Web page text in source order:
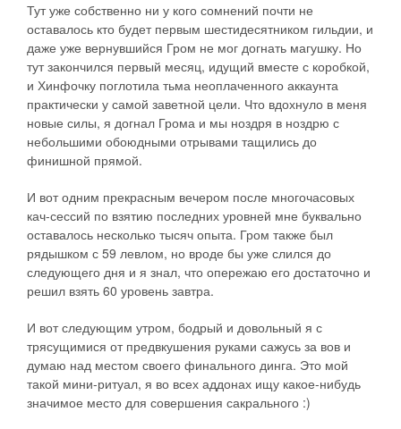
Тут уже собственно ни у кого сомнений почти не
оставалось кто будет первым шестидесятником гильдии, и
даже уже вернувшийся Гром не мог догнать магушку. Но
тут закончился первый месяц, идущий вместе с коробкой,
и Хинфочку поглотила тьма неоплаченного аккаунта
практически у самой заветной цели. Что вдохнуло в меня
новые силы, я догнал Грома и мы ноздря в ноздрю с
небольшими обоюдными отрывами тащились до
финишной прямой.
И вот одним прекрасным вечером после многочасовых
кач-сессий по взятию последних уровней мне буквально
оставалось несколько тысяч опыта. Гром также был
рядышком с 59 левлом, но вроде бы уже слился до
следующего дня и я знал, что опережаю его достаточно и
решил взять 60 уровень завтра.
И вот следующим утром, бодрый и довольный я с
трясущимися от предвкушения руками сажусь за вов и
думаю над местом своего финального динга. Это мой
такой мини-ритуал, я во всех аддонах ищу какое-нибудь
значимое место для совершения сакрального :)